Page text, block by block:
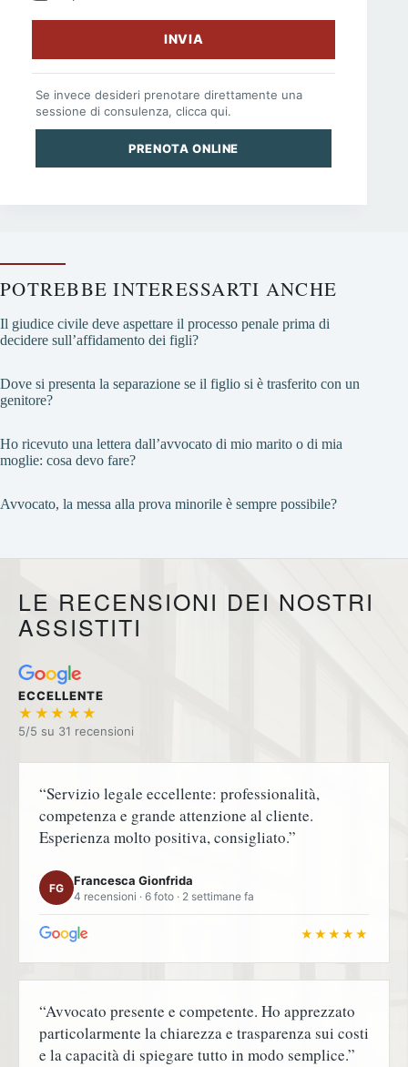
INVIA
Se invece desideri prenotare direttamente una
sessione di consulenza, clicca qui.
PRENOTA ONLINE
POTREBBE INTERESSARTI ANCHE
Il giudice civile deve aspettare il processo penale prima di
decidere sull’affidamento dei figli?
Dove si presenta la separazione se il figlio si è trasferito con un
genitore?
Ho ricevuto una lettera dall’avvocato di mio marito o di mia
moglie: cosa devo fare?
Avvocato, la messa alla prova minorile è sempre possibile?
LE RECENSIONI DEI NOSTRI
ASSISTITI
ECCELLENTE
★★★★★
5/5 su
“Servizio legale eccellente: professionalità,
competenza e grande attenzione al cliente.
Esperienza molto positiva, consigliato.”
FG
Francesca Gionfrida
4 recensioni · 6 foto · 2 settimane fa
★★★★★
“Avvocato presente e competente. Ho apprezzato
particolarmente la chiarezza e trasparenza sui costi
e la capacità di spiegare tutto in modo semplice.”